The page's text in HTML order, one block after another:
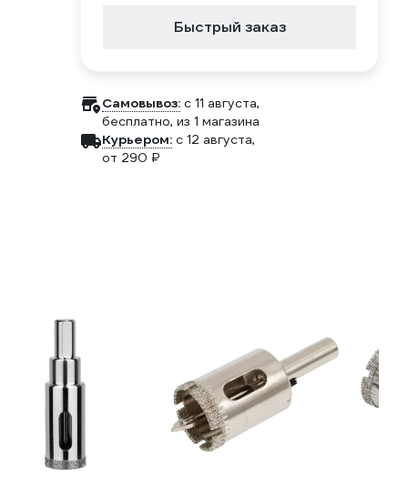
Быстрый заказ
Самовывоз: c 11 августа,
бесплатно, из 1 магазина
Курьером: c 12 августа,
от 290 ₽